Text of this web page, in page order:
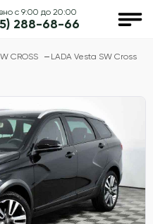
с 9:00 до 20:00
288-68-66
CROSS
LADA Vesta SW Cross